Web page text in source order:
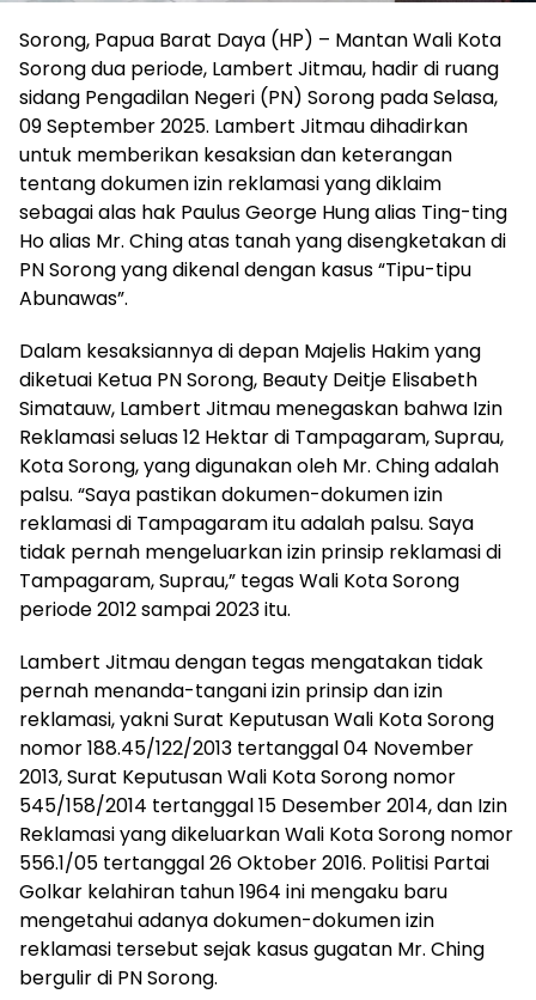
Sorong, Papua Barat Daya (HP) – Mantan Wali Kota
Sorong dua periode, Lambert Jitmau, hadir di ruang
sidang Pengadilan Negeri (PN) Sorong pada Selasa,
09 September 2025. Lambert Jitmau dihadirkan
untuk memberikan kesaksian dan keterangan
tentang dokumen izin reklamasi yang diklaim
sebagai alas hak Paulus George Hung alias Ting-ting
Ho alias Mr. Ching atas tanah yang disengketakan di
PN Sorong yang dikenal dengan kasus “Tipu-tipu
Abunawas”.
Dalam kesaksiannya di depan Majelis Hakim yang
diketuai Ketua PN Sorong, Beauty Deitje Elisabeth
Simatauw, Lambert Jitmau menegaskan bahwa Izin
Reklamasi seluas 12 Hektar di Tampagaram, Suprau,
Kota Sorong, yang digunakan oleh Mr. Ching adalah
palsu. “Saya pastikan dokumen-dokumen izin
reklamasi di Tampagaram itu adalah palsu. Saya
tidak pernah mengeluarkan izin prinsip reklamasi di
Tampagaram, Suprau,” tegas Wali Kota Sorong
periode 2012 sampai 2023 itu.
Lambert Jitmau dengan tegas mengatakan tidak
pernah menanda-tangani izin prinsip dan izin
reklamasi, yakni Surat Keputusan Wali Kota Sorong
nomor 188.45/122/2013 tertanggal 04 November
2013, Surat Keputusan Wali Kota Sorong nomor
545/158/2014 tertanggal 15 Desember 2014, dan Izin
Reklamasi yang dikeluarkan Wali Kota Sorong nomor
556.1/05 tertanggal 26 Oktober 2016. Politisi Partai
Golkar kelahiran tahun 1964 ini mengaku baru
mengetahui adanya dokumen-dokumen izin
reklamasi tersebut sejak kasus gugatan Mr. Ching
bergulir di PN Sorong.